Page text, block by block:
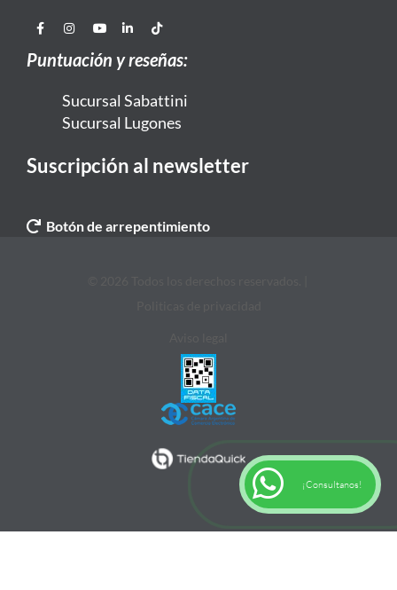
Puntuación y reseñas:
Sucursal Sabattini
Sucursal Lugones
Suscripción al newsletter
Botón de arrepentimiento
¡Consultanos!